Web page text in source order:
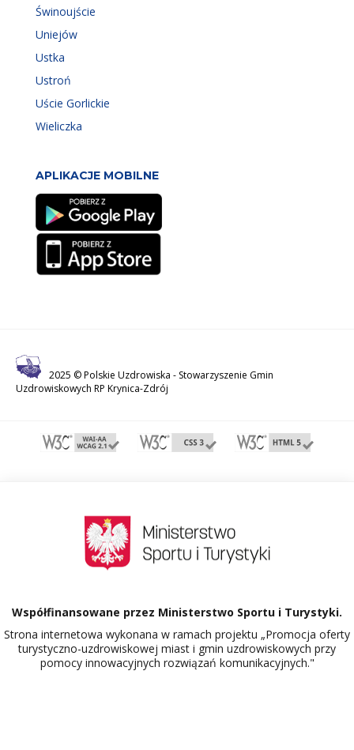
Świnoujście
Uniejów
Ustka
Ustroń
Uście Gorlickie
Wieliczka
APLIKACJE MOBILNE
2025 © Polskie Uzdrowiska - Stowarzyszenie Gmin
Uzdrowiskowych RP Krynica-Zdrój
Współfinansowane przez Ministerstwo Sportu i Turystyki.
Strona internetowa wykonana w ramach projektu „Promocja oferty
turystyczno-uzdrowiskowej miast i gmin uzdrowiskowych przy
pomocy innowacyjnych rozwiązań komunikacyjnych."